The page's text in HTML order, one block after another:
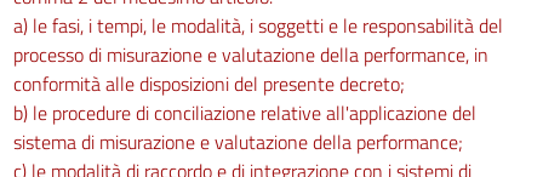
a) le fasi, i tempi, le modalità, i soggetti e le responsabilità del
processo di misurazione e valutazione della performance, in
conformità alle disposizioni del presente decreto;
b) le procedure di conciliazione relative all'applicazione del
sistema di misurazione e valutazione della performance;
c) le modalità di raccordo e di integrazione con i sistemi di